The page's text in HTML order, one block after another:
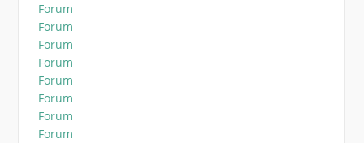
Forum
Forum
Forum
Forum
Forum
Forum
Forum
Forum